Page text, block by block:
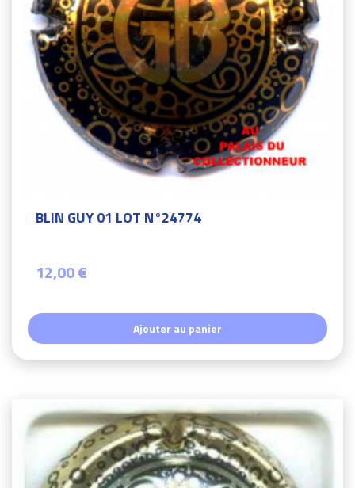
BLIN GUY 01 LOT N°24774
12,00 €
Ajouter au panier